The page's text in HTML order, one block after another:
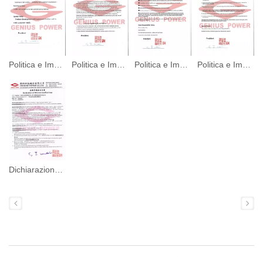
Politica e Impegno per la Qualità Politica e Impegno Ambientale Politica e Impegno per la Responsabilità Sociale Politica e Impegno per la Sicurezza
Dichiarazione di Minerali Libera da Conflitti